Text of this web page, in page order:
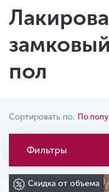
пол
Сортировать по: По
Фильтры
Скидка от объема